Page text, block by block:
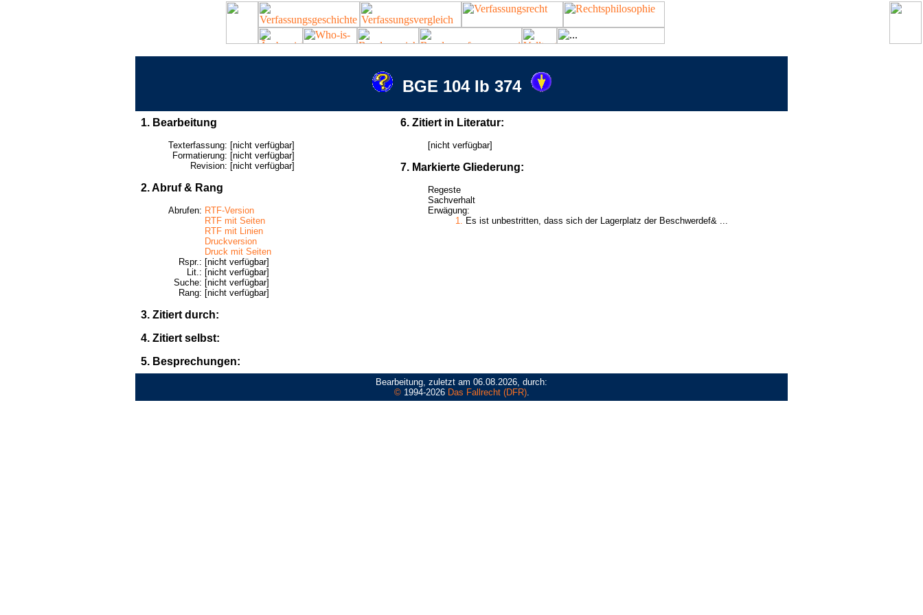
BGE 104 Ib 374
1. Bearbeitung
Texterfassung: [nicht verfügbar]
Formatierung: [nicht verfügbar]
Revision: [nicht verfügbar]
2. Abruf & Rang
Abrufen: RTF-Version
RTF mit Seiten
RTF mit Linien
Druckversion
Druck mit Seiten
Rspr.: [nicht verfügbar]
Lit.: [nicht verfügbar]
Suche: [nicht verfügbar]
Rang: [nicht verfügbar]
3. Zitiert durch:
4. Zitiert selbst:
5. Besprechungen:
6. Zitiert in Literatur:
[nicht verfügbar]
7. Markierte Gliederung:
Regeste
Sachverhalt
Erwägung:
1. Es ist unbestritten, dass sich der Lagerplatz der Beschwerdef& ...
Bearbeitung, zuletzt am 06.08.2026, durch:
©1994-2026 Das Fallrecht (DFR).